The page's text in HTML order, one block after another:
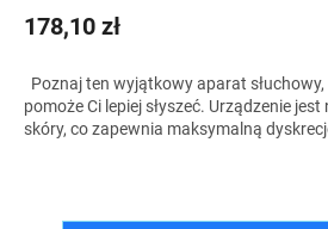
178,10 zł
Poznaj ten wyjątkowy aparat
pomoże Ci lepiej słyszeć. Urządzenie
skóry, co zapewnia maksymalną